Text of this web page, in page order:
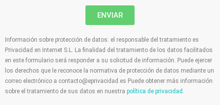
ENVIAR
Información sobre protección de datos: el responsable del tratamiento es
Privacidad en Internet S.L. La finalidad del tratamiento de los datos facilitados
en este formulario será responder a su solicitud de información. Puede ejercer
los derechos que le reconoce la normativa de protección de datos mediante un
correo electrónico a contacto@eprivacidad.es Puede obtener más información
sobre el tratamiento de sus datos en nuestra política de privacidad .